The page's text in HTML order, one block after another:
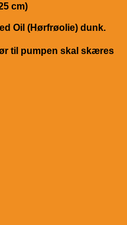
cm)
Oil (Hørfrøolie) dunk.
til pumpen skal skæres